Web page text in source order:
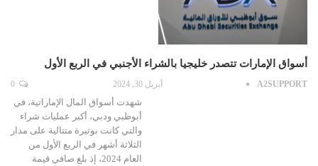
أسواق الإمارات تتصدر خليجيا بالشراء الأجنبي في الربع الأول
A2SUPPORT أبريل 30, 2024
شهدت أسواق المال الإماراتية، في
أبوظبي ودبي، أكبر عمليات شراء
والتي كانت بوتيرة متتالية على مدار
الثلاثة أشهر في الربع الأول من
العام 2024، إذ بلغ صافي قيمة